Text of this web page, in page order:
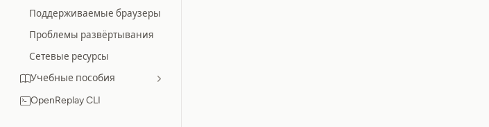
Поддерживаемые браузеры
Проблемы развёртывания
Сетевые ресурсы
Учебные пособия
OpenReplay CLI